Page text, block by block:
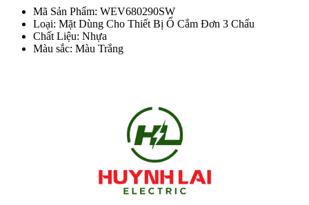
Mã Sản Phẩm: WEV680290SW
Loại: Mặt Dùng Cho Thiết Bị Ổ Cắm Đơn 3 Chấu
Chất Liệu: Nhựa
Màu sắc: Màu Trắng